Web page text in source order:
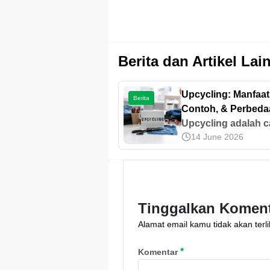
Berita dan Artikel
Berita
Upcycling:
Contoh, &
dengan Recycling
Upcycling adalah
mengubah barang
yang tidak terpakai
perbedaannya
recycling!
14 June 2026
Tinggalkan
Alamat email kamu tidak akan
Komentar*